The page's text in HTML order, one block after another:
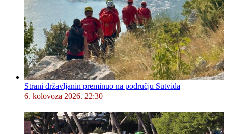
Strani državljanin preminuo na području Sutvida
6. kolovoza 2026. 22:30